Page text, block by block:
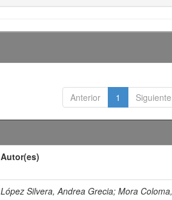
Anterior 1 Siguiente
Autor(es)
López Silvera, Andrea Grecia;Mora Coloma,